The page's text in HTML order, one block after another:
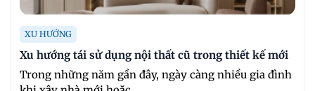
XU HƯỚNG
Xu hướng tái sử dụng nội thất cũ trong thiết kế mới
Trong những năm gần đây, ngày càng nhiều gia đình